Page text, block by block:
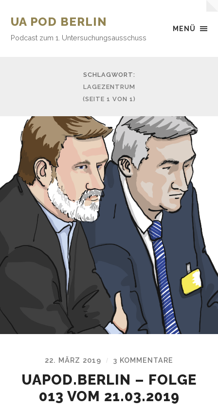
MENÜ
UA POD BERLIN
Podcast zum 1. Untersuchungsausschuss
SCHLAGWORT:
LAGEZENTRUM
(SEITE 1 VON 1)
22. MÄRZ 2019 / 3 KOMMENTARE
UAPOD.BERLIN – FOLGE
013 VOM 21.03.2019